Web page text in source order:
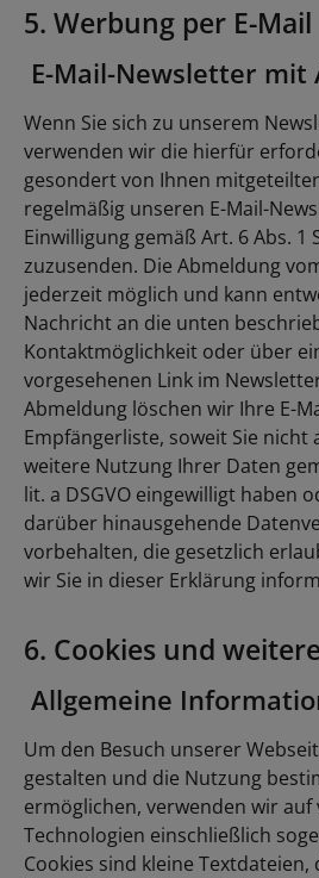
5. Werbung per E-Mail
E-Mail-Newsletter mit
Wenn Sie sich zu unserem
verwenden wir die hierfür
gesondert von Ihnen
regelmäßig unseren E-Mail-
Einwilligung gemäß Art. 6 Abs. 1
zuzusenden. Die Abmeldung
jederzeit möglich und kann
Nachricht an die unten
Kontaktmöglichkeit oder über
vorgesehenen Link im
Abmeldung löschen wir Ihre E-
Empfängerliste, soweit Sie nicht
weitere Nutzung Ihrer Daten
lit. a DSGVO eingewilligt haben
darüber hinausgehende
vorbehalten, die gesetzlich
wir Sie in dieser Erklärung
6. Cookies und
Allgemeine
Um den Besuch unserer
gestalten und die Nutzung
ermöglichen, verwenden wir auf
Technologien einschließlich
Cookies sind kleine